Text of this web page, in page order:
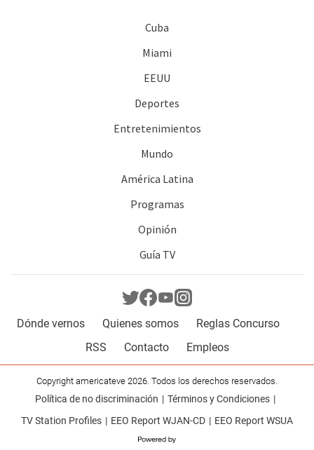
Cuba
Miami
EEUU
Deportes
Entretenimientos
Mundo
América Latina
Programas
Opinión
Guía TV
Dónde vernos Quienes somos
Reglas Concurso
RSS
Contacto Empleos
Copyright americateve 2026. Todos los derechos reservados.
Política de no discriminación
Términos y Condiciones
TV Station Profiles
EEO Report WJAN-CD EEO Report WSUA